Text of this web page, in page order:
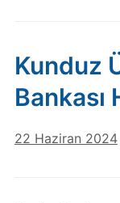
Kunduz
Bankası
22 Haziran 2024